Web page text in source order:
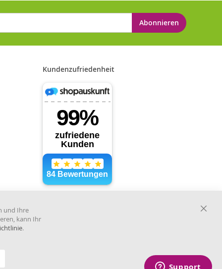
Abonnieren
Kundenzufriedenheit
und Ihre
kann Ihr
.